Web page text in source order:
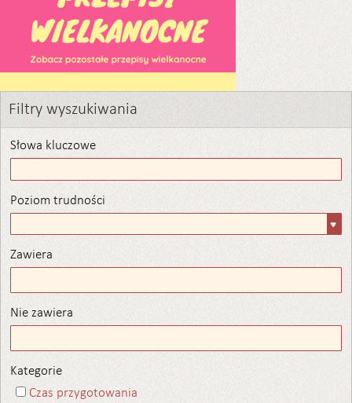
Filtry wyszukiwania
Słowa kluczowe
Poziom trudności
trudności
Zawiera
Nie zawiera
Kategorie
Czas przygotowania